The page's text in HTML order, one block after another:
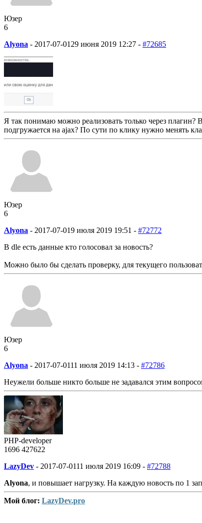
Юзер
6
Alyona - 2017-07-01 29 июня 2019 12:27 - #72685
Я так понимаю можно реализовать только через
подгружается на ajax? По сути по клику нужно менять
Юзер
6
Alyona - 2017-07-019 июля 2019 19:51 - #72772
В dle есть данные кто голосовал за новость?
Можно было бы сделать проверку, для текущего
Юзер
6
Alyona - 2017-07-0111 июля 2019 14:13 - #72786
Неужели больше никто больше не задавался этим
PHP-developer
1696 427622
LazyDev - 2017-07-0111 июля 2019 16:09 - #72788
Alyona, и повышает нагрузку. На каждую новость по 1
Мой блог: LazyDev.pro